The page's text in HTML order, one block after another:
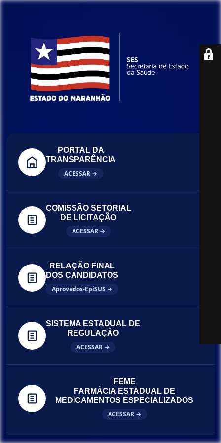
PORTAL DA
TRANSPARÊNCIA
ACESSAR →
COMISSÃO SETORIAL
DE LICITAÇÃO
ACESSAR →
RELAÇÃO FINAL
DOS CANDIDATOS
Aprovados-EpiSUS →
SISTEMA ESTADUAL DE
REGULAÇÃO
ACESSAR →
FEME
FARMÁCIA ESTADUAL DE
MEDICAMENTOS ESPECIALIZADOS
ACESSAR →